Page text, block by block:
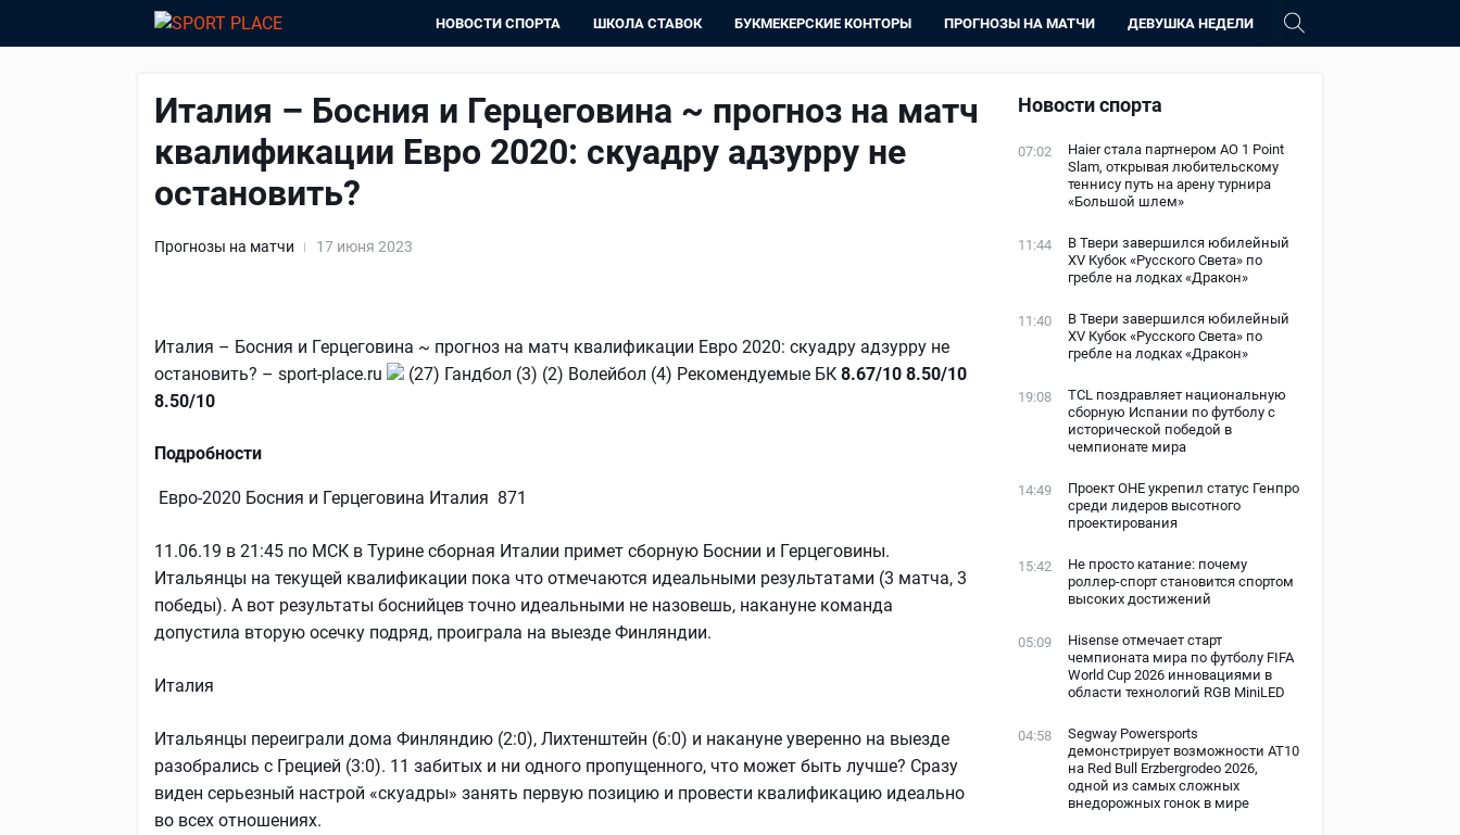
НОВОСТИ СПОРТА ШКОЛА СТАВОК БУКМЕКЕРСКИЕ КОНТОРЫ ПРОГНОЗЫ НА МАТЧИ ДЕВУШКА НЕДЕЛИ
Италия – Босния и Герцеговина ~ прогноз на матч
квалификации Евро 2020: скуадру адзурру не
остановить?
Прогнозы на матчи 17 июня 2023
Италия – Босния и Герцеговина ~ прогноз на матч квалификации Евро 2020: скуадру адзурру не
остановить? – sport-place.ru
(27) Гандбол (3) (2) Волейбол (4) Рекомендуемые БК 8.67/10 8.50/10
8.50/10
Подробности
Евро-2020 Босния и Герцеговина Италия 871
11.06.19 в 21:45 по МСК в Турине сборная Италии примет сборную Боснии и Герцеговины.
Итальянцы на текущей квалификации пока что отмечаются идеальными результатами (3 матча, 3
победы). А вот результаты боснийцев точно идеальными не назовешь, накануне команда
допустила вторую осечку подряд, проиграла на выезде Финляндии.
Италия
Итальянцы переиграли дома Финляндию (2:0), Лихтенштейн (6:0) и накануне уверенно на выезде
разобрались с Грецией (3:0). 11 забитых и ни одного пропущенного, что может быть лучше? Сразу
виден серьезный настрой «скуадры» занять первую позицию и провести квалификацию идеально
во всех отношениях.
Новости спорта
07:02
Haier стала партнером AO 1 Point
Slam, открывая любительскому
теннису путь на арену турнира
«Большой шлем»
11:44
В Твери завершился юбилейный
XV Кубок «Русского Света» по
гребле на лодках «Дракон»
11:40
В Твери завершился юбилейный
XV Кубок «Русского Света» по
гребле на лодках «Дракон»
19:08
TCL поздравляет национальную
сборную Испании по футболу с
исторической победой в
чемпионате мира
14:49
Проект ОНЕ укрепил статус Генпро
среди лидеров высотного
проектирования
15:42
Не просто катание: почему
роллер-спорт становится спортом
высоких достижений
05:09
Hisense отмечает старт
чемпионата мира по футболу FIFA
World Cup 2026 инновациями в
области технологий RGB MiniLED
04:58
Segway Powersports
демонстрирует возможности AT10
на Red Bull Erzbergrodeo 2026,
одной из самых сложных
внедорожных гонок в мире